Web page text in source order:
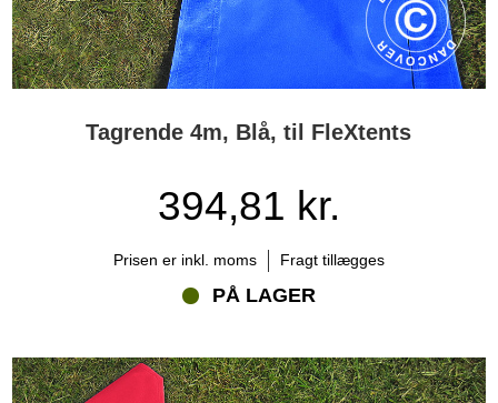
Tagrende 4m, Blå, til FleXtents
394,81 kr.
Prisen er inkl. moms Fragt tillægges
PÅ LAGER